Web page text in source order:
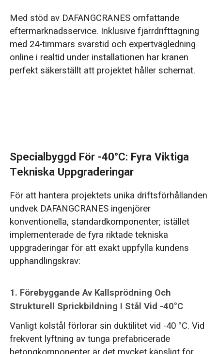
Med stöd av DAFANGCRANES omfattande
eftermarknadsservice. Inklusive fjärrdrifttagning
med 24-timmars svarstid och expertvägledning
online i realtid under installationen har kranen
perfekt säkerställt att projektet håller schemat.
Specialbyggd För -40°C: Fyra Viktiga
Tekniska Uppgraderingar
För att hantera projektets unika driftsförhållanden
undvek DAFANGCRANES ingenjörer
konventionella, standardkomponenter; istället
implementerade de fyra riktade tekniska
uppgraderingar för att exakt uppfylla kundens
upphandlingskrav:
1. Förebyggande Av Kallsprödning Och
Strukturell Sprickbildning I Stål Vid -40°C
Vanligt kolstål förlorar sin duktilitet vid -40 °C. Vid
frekvent lyftning av tunga prefabricerade